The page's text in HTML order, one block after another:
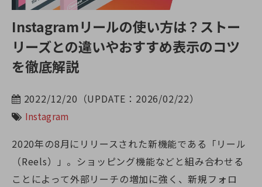
Instagramリールの使い方は？ストー
リーズとの違いやおすすめ表示のコツ
を徹底解説
2022/12/20（UPDATE：2026/02/22）
Instagram
2020年の8月にリリースされた新機能である「リール
（Reels）」。ショッピング機能などと組み合わせる
ことによって外部リーチの増加に強く、新規フォロ